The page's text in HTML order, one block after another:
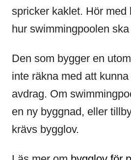
spricker kaklet. Hör med
hur swimmingpoolen
Den som bygger en
inte räkna med att
avdrag. Om
en ny byggnad, eller
krävs bygglov.